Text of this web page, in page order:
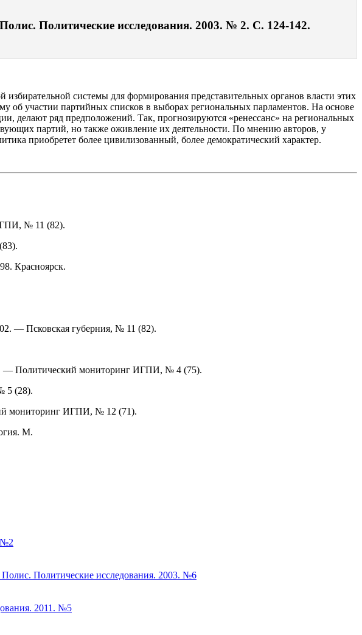
Политические исследования. 2003. № 2. С. 124-142.
системы для формирования представительных органов власти этих
об участии партийных списков в выборах региональных парламентов. На основе
делают ряд предположений. Так, прогнозируются «ренессанс» на региональных
партий, но также оживление их деятельности. По мнению авторов, у
приобретет более цивилизованный, более демократический характер.
№ 11 (82).
Красноярск.
— Псковская губерния, № 11 (82).
г. — Политический мониторинг ИГПИ, № 4 (75).
5 (28).
мониторинг ИГПИ, № 12 (71).
М.
№2
Полис. Политические исследования. 2003. №6
2011. №5